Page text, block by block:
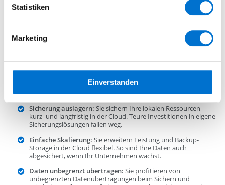
Statistiken
Marketing
Einverstanden
Welche Funktionen bietet Azure Backup?
Sicherung auslagern: Sie sichern Ihre lokalen Ressourcen
kurz- und langfristig in der Cloud. Teure Investitionen in eigene
Sicherungslösungen fallen weg.
Einfache Skalierung: Sie erweitern Leistung und Backup-
Storage in der Cloud flexibel. So sind Ihre Daten auch
abgesichert, wenn Ihr Unternehmen wächst.
Daten unbegrenzt übertragen: Sie profitieren von
unbegrenzten Datenübertragungen beim Sichern und